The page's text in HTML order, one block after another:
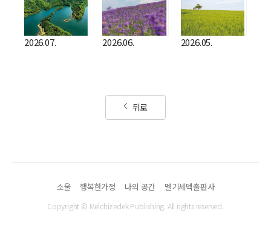
2026.07. 2026.06. 2026.05.
뒤로
소울 행복한가정 나의 공간 멜기세덱출판사
Copyright © Melchizedek Publishing. All rights reserved.